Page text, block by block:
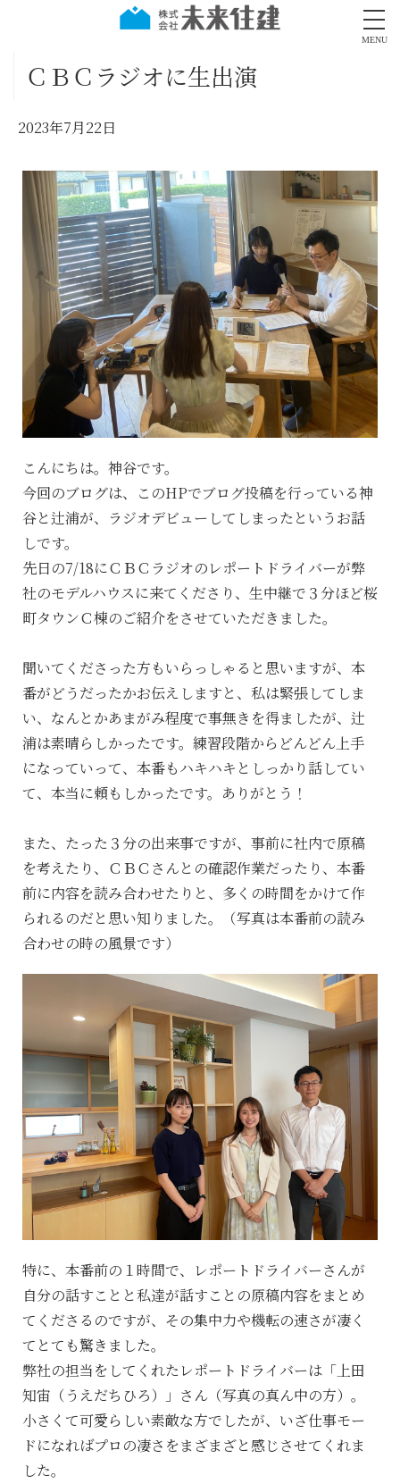
MENU
ＣＢＣラジオに生出演
2023年7月22日
こんにちは。神谷です。
今回のブログは、このHPでブログ投稿を行っている神
谷と辻浦が、ラジオデビューしてしまったというお話
しです。
先日の7/18にＣＢＣラジオのレポートドライバーが弊
社のモデルハウスに来てくださり、生中継で３分ほど桜
町タウンＣ棟のご紹介をさせていただきました。
聞いてくださった方もいらっしゃると思いますが、本
番がどうだったかお伝えしますと、私は緊張してしま
い、なんとかあまがみ程度で事無きを得ましたが、辻
浦は素晴らしかったです。練習段階からどんどん上手
になっていって、本番もハキハキとしっかり話してい
て、本当に頼もしかったです。ありがとう！
また、たった３分の出来事ですが、事前に社内で原稿
を考えたり、ＣＢＣさんとの確認作業だったり、本番
前に内容を読み合わせたりと、多くの時間をかけて作
られるのだと思い知りました。（写真は本番前の読み
合わせの時の風景です）
特に、本番前の１時間で、レポートドライバーさんが
自分の話すことと私達が話すことの原稿内容をまとめ
てくださるのですが、その集中力や機転の速さが凄く
てとても驚きました。
弊社の担当をしてくれたレポートドライバーは「上田
知宙（うえだちひろ）」さん（写真の真ん中の方）。
小さくて可愛らしい素敵な方でしたが、いざ仕事モー
ドになればプロの凄さをまざまざと感じさせてくれま
した。